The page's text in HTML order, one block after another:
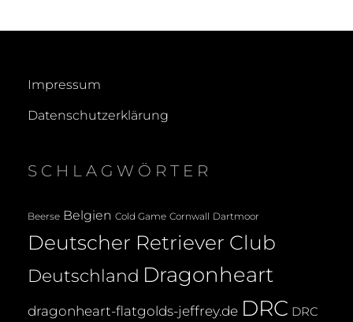
Impressum
Datenschutzerklärung
SCHLAGWÖRTER
Beerse Belgien Cold Game Cornwall Dartmoor
Deutscher Retriever Club
Deutschland Dragonheart
dragonheart-flatgolds-jeffrey.de DRC DRC